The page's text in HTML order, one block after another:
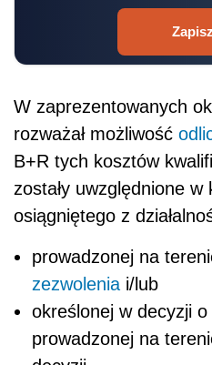
W zaprezentowanych
rozważał możliwość
B+R tych kosztów
zostały uwzględnione
osiągniętego z
prowadzonej na
zezwolenia i/lub
określonej w decyzji o
prowadzonej na